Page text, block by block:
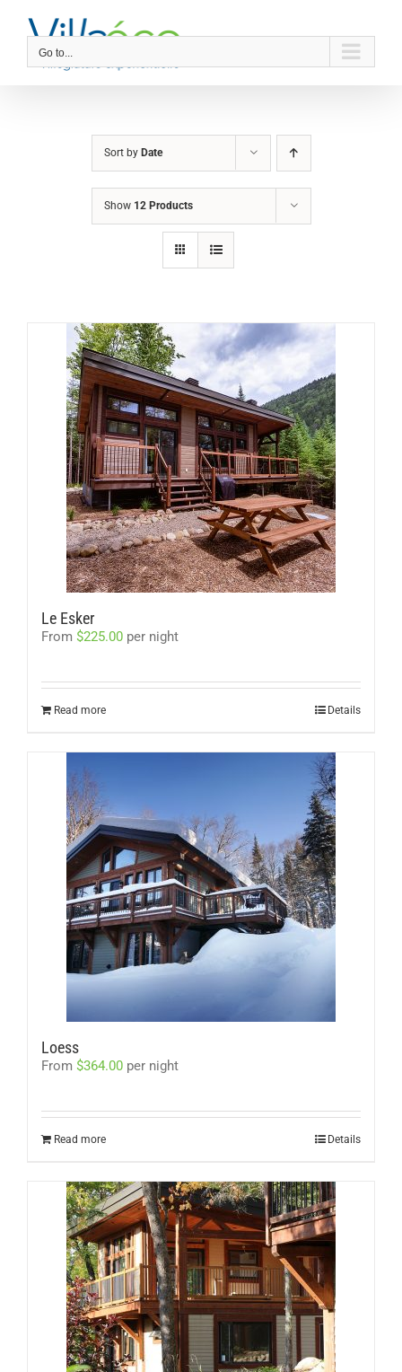
contentGo to...
Sort by Date
Show 12 Products
Le Esker
From $225.00 per night
Read more Details
Loess
From $364.00 per night
Read more Details